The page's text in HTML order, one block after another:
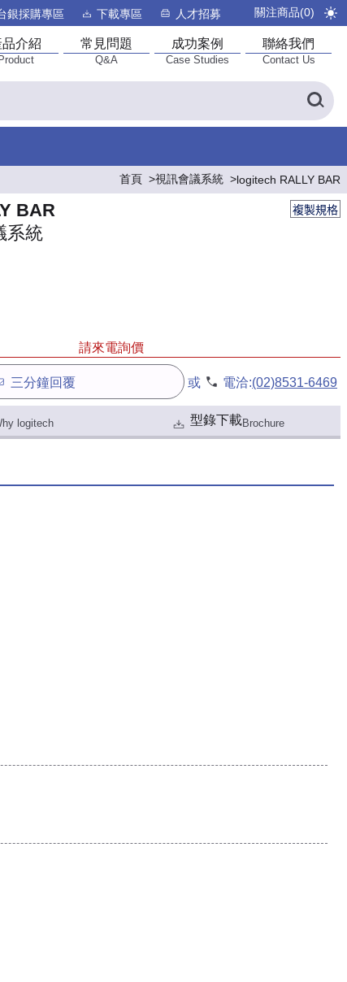
銀採購專區 下載專區 人才招募 關注商品(0)
品介紹 常見問題
Q&A
成功案例
Case Studies
聯絡我們
Contact Us
首頁 視訊會議系統 logitech RALLY BAR
複製規格
BAR
系統
請來電詢價
三分鐘回覆 或 電洽:(02)8531-6469
logitech 型錄下載Brochure